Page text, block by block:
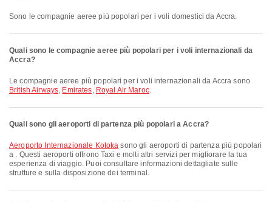
sono le compagnie aeree più popolari per i voli domestici da Accra.
Quali sono le compagnie aeree più popolari per i voli internazionali da
Accra?
Le compagnie aeree più popolari per i voli internazionali da Accra sono
British Airways, Emirates, Royal Air Maroc.
Quali sono gli aeroporti di partenza più popolari a Accra?
Aeroporto Internazionale Kotoka sono gli aeroporti di partenza più popolari
a . Questi aeroporti offrono Taxi e molti altri servizi per migliorare la tua
esperienza di viaggio. Puoi consultare informazioni dettagliate sulle
strutture e sulla disposizione dei terminal.